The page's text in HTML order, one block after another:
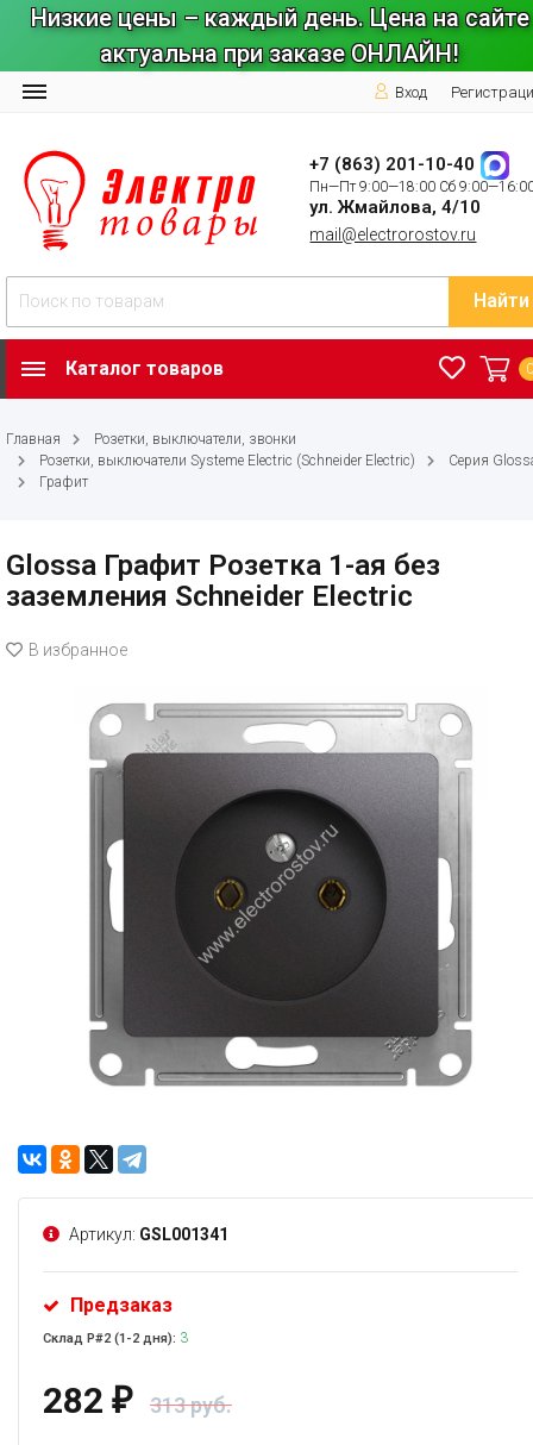
Низкие цены – каждый день. Цена на сайте
актуальна при заказе ОНЛАЙН!
Вход
+7 (863) 201-10-40
Пн—Пт 9:00—18:00 Сб
ул. Жмайлова, 4/10
mail@electrorostov.ru
Найти
Каталог товаров
Главная
Розетки, выключатели, звонки
Розетки, выключатели Systeme Electric (Schneider Electric)
Серия
Графит
Glossa Графит Розетка 1-ая без
заземления Schneider Electric
В избранное
Артикул: GSL001341
Предзаказ
Склад Р#2 (1-2 дня): 3
282 ₽ 313 руб.